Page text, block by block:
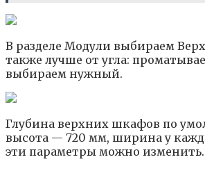
В разделе Модули выбираем
также лучше от угла:
выбираем нужный.
Глубина верхних шкафов по
высота — 720 мм, ширина у
эти параметры можно изменить.